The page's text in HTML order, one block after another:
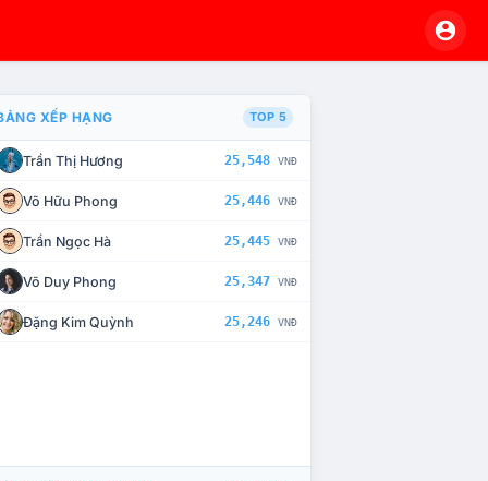
CHẾ TÀI XỬ LÝ VI PHẠM
XẾP HẠNG TOP 5
Trần Thị Hương 25,548 VNĐ
Võ Hữu Phong 25,446 VNĐ
Trần Ngọc Hà 25,445 VNĐ
Võ Duy Phong 25,347 VNĐ
Đặng Kim Quỳnh 25,246 VNĐ